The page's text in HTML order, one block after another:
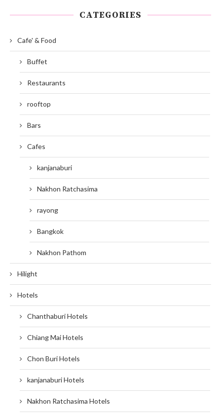
CATEGORIES
Cafe' & Food
Buffet
Restaurants
rooftop
Bars
Cafes
kanjanaburi
Nakhon Ratchasima
rayong
Bangkok
Nakhon Pathom
Hilight
Hotels
Chanthaburi Hotels
Chiang Mai Hotels
Chon Buri Hotels
kanjanaburi Hotels
Nakhon Ratchasima Hotels